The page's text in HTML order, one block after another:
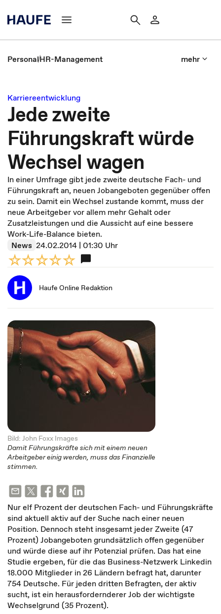
PersonalHR-Management mehr
Karriereentwicklung
Jede zweite
Führungskraft würde
Wechsel wagen
In einer Umfrage gibt jede zweite deutsche Fach- und
Führungskraft an, neuen Jobangeboten gegenüber offen
zu sein. Damit ein Wechsel zustande kommt, muss der
neue Arbeitgeber vor allem mehr Gehalt oder
Zusatzleistungen und die Aussicht auf eine bessere
Work-Life-Balance bieten.
News 24.02.2014 | 01:30 Uhr
Haufe Online Redaktion
Bild: John Foxx Images
Damit Führungskräfte sich mit einem neuen
Arbeitgeber einig werden, muss das Finanzielle
stimmen.
Nur elf Prozent der deutschen Fach- und Führungskräfte
sind aktuell aktiv auf der Suche nach einer neuen
Position. Dennoch steht insgesamt jeder Zweite (47
Prozent) Jobangeboten grundsätzlich offen gegenüber
und würde diese auf ihr Potenzial prüfen. Das hat eine
Studie ergeben, für die das Business-Netzwerk Linkedin
18.000 Mitglieder in 26 Ländern befragt hat, darunter
754 Deutsche. Für jeden dritten Befragten, der aktiv
sucht, ist ein herausfordernderer Job der wichtigste
Wechselgrund (35 Prozent).